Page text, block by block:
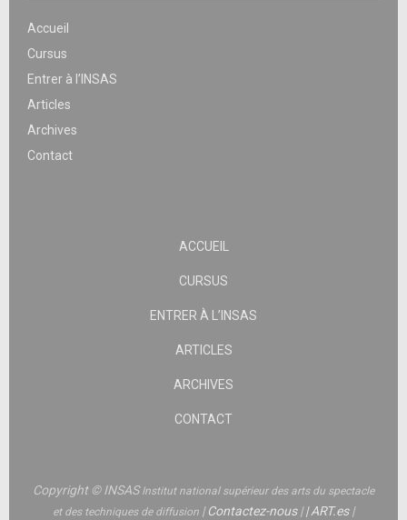
Accueil
Cursus
Entrer à l’INSAS
Articles
Archives
Contact
ACCUEIL
CURSUS
ENTRER À L’INSAS
ARTICLES
ARCHIVES
CONTACT
Copyright © INSASInstitut national supérieur des arts du spectacle
et des techniques de diffusion |Contactez-nous||ART.es|